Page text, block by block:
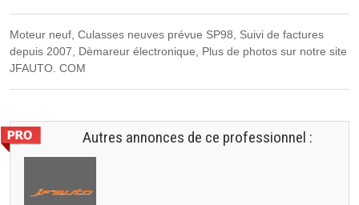
Moteur neuf, Culasses neuves prévue SP98, Suivi de factures
depuis 2007, Dèmareur électronique, Plus de photos sur notre site
JFAUTO. COM
Autres annonces de ce professionnel :